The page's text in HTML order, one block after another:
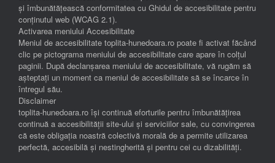
și îmbunătățească conformitatea cu Ghidul de accesibilitate pentru
conținutul web (WCAG 2.1).
Activarea meniului Accesibilitate
Meniul de accesibilitate toplita-hunedoara.ro poate fi activat făcând
clic pe pictograma meniului de accesibilitate care apare în colțul
paginii. După declanșarea meniului de accesibilitate, vă rugăm să
așteptați un moment ca meniul de accesibilitate să se încarce în
întregul său.
Disclaimer
toplita-hunedoara.ro își continuă eforturile pentru îmbunătățirea
continuă a accesibilității site-ului și serviciilor sale, cu convingerea
că este obligația noastră colectivă morală de a permite utilizarea
perfectă, accesibilă și nestingherită și pentru cei cu dizabilități.